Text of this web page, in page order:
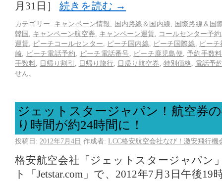
月31日］ 続きを読む →
カテゴリー: キャンペーン情報 国内路線＆国内線
国際路線＆国
韓国
キャンペーン航空券 キャンペーン運賃 コールセンター予約
運賃
ピーチコールセンター ピーチ国内線 ピーチ国際線
ピー
崎
ピーチ電話予約 ピーチ電話番号 ピーチ鹿児島便 ,予約手数料
手数料
日帰り割引 日帰り旅行 日帰り航空券 特別価格
電話予
せん。
ジェットスタージャパン！航空券
り時間が約24時間に！
投稿日: 2012年7月4日 作成者: LCC格安航空会社なび！激安飛行機
格安航空会社「ジェットスタージャパン
ト「Jetstar.com」で、2012年7月3日午後